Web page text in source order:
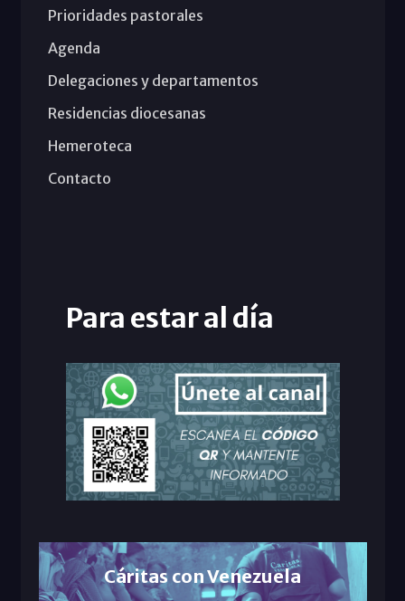
Prioridades pastorales
Agenda
Delegaciones y departamentos
Residencias diocesanas
Hemeroteca
Contacto
Para estar al día
Cáritas con Venezuela